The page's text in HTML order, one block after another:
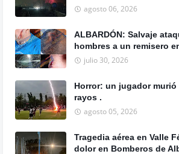
agosto 06, 2026
ALBARDÓN: Salvaje
hombres a un remisero
julio 30, 2026
Horror: un jugador
rayos .
agosto 05, 2026
Tragedia aérea en Valle
dolor en Bomberos de